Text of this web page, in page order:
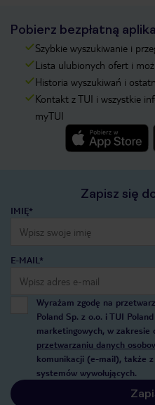
Pobierz bezpłatną
Szybkie wyszukiwanie i
Lista ulubionych ofert i
Historia wyszukiwań i
Kontakt z TUI i wszystkie
myTUI
Zapisz się
IMIĘ*
E-MAIL*
Wyrażam zgodę na
Poland Sp. z o.o. i TUI
marketingowych, w zakresie
przetwarzaniu danych
komunikacji (e-mail), także
systemów wywołujących.